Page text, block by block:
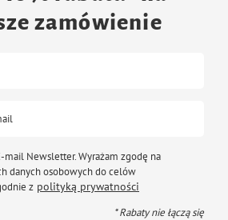
D3 400 JM, witamina E 26 mg, 3b103 (żelazo)
(miedź) 3 mg, 3b502 (mangan) 25 mg,
0,07 mg
zamówienie
mail Newsletter. Wyrażam zgodę na
danych osobowych do celów
z polityką prywatności
* Rabaty nie łączą się